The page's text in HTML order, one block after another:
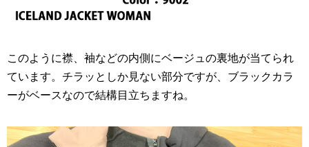
このように襟、袖などの内側にベージュの裏地が当てられ
ています。チラッとしか見ない部分ですが、ブラックカラ
ーがベースなので結構目立ちますね。